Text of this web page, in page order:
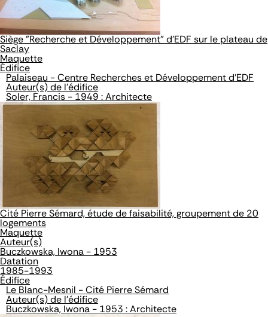
Siège "Recherche et Développement" d'EDF sur le plateau de
Saclay
Maquette
Édifice
Palaiseau - Centre Recherches et Développement d'EDF
Auteur(s) de l'édifice
Soler, Francis - 1949 : Architecte
Cité Pierre Sémard, étude de faisabilité, groupement de 20
logements
Maquette
Auteur(s)
Buczkowska, Iwona - 1953
Datation
1985-1993
Édifice
Le Blanc-Mesnil - Cité Pierre Sémard
Auteur(s) de l'édifice
Buczkowska, Iwona - 1953 : Architecte